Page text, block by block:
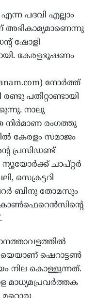
പദവി എല്ലാം
ഷോളി
കേരളഭൂഷണം
നോര്‍ത്ത്
പതിറ്റാണ്ടായി
നാലു
നിര്‍മാണ രംഗത്തു
കേരളം സമാജം
പ്രസിഡണ്ട്
ചാപ്റ്റര്‍
സെക്രട്ടറി
ബിനു തോമസും
ഷെറാട്ടണ്‍
നില കൊള്ളുന്നത്.
മാധ്യമപ്രവര്‍ത്തക